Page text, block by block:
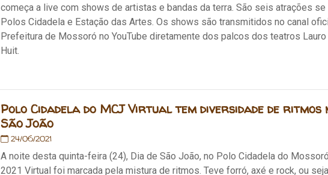
começa a live com shows de artistas e bandas da terra. São seis atrações
Polos Cidadela e Estação das Artes. Os shows são transmitidos no canal
Prefeitura de Mossoró no YouTube diretamente dos palcos dos teatros
Huit.
Polo Cidadela do MCJ Virtual tem diversidade de ritmos
São João
24/06/2021
A noite desta quinta-feira (24), Dia de São João, no Polo Cidadela do
2021 Virtual foi marcada pela mistura de ritmos. Teve forró, axé e rock, ou